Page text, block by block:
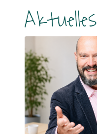
Aktuelles